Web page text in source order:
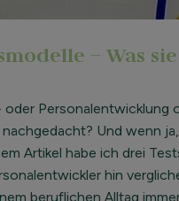
– Was
oder Personalentwicklung
Und wenn
Artikel habe ich drei
hin
beruflichen Alltag